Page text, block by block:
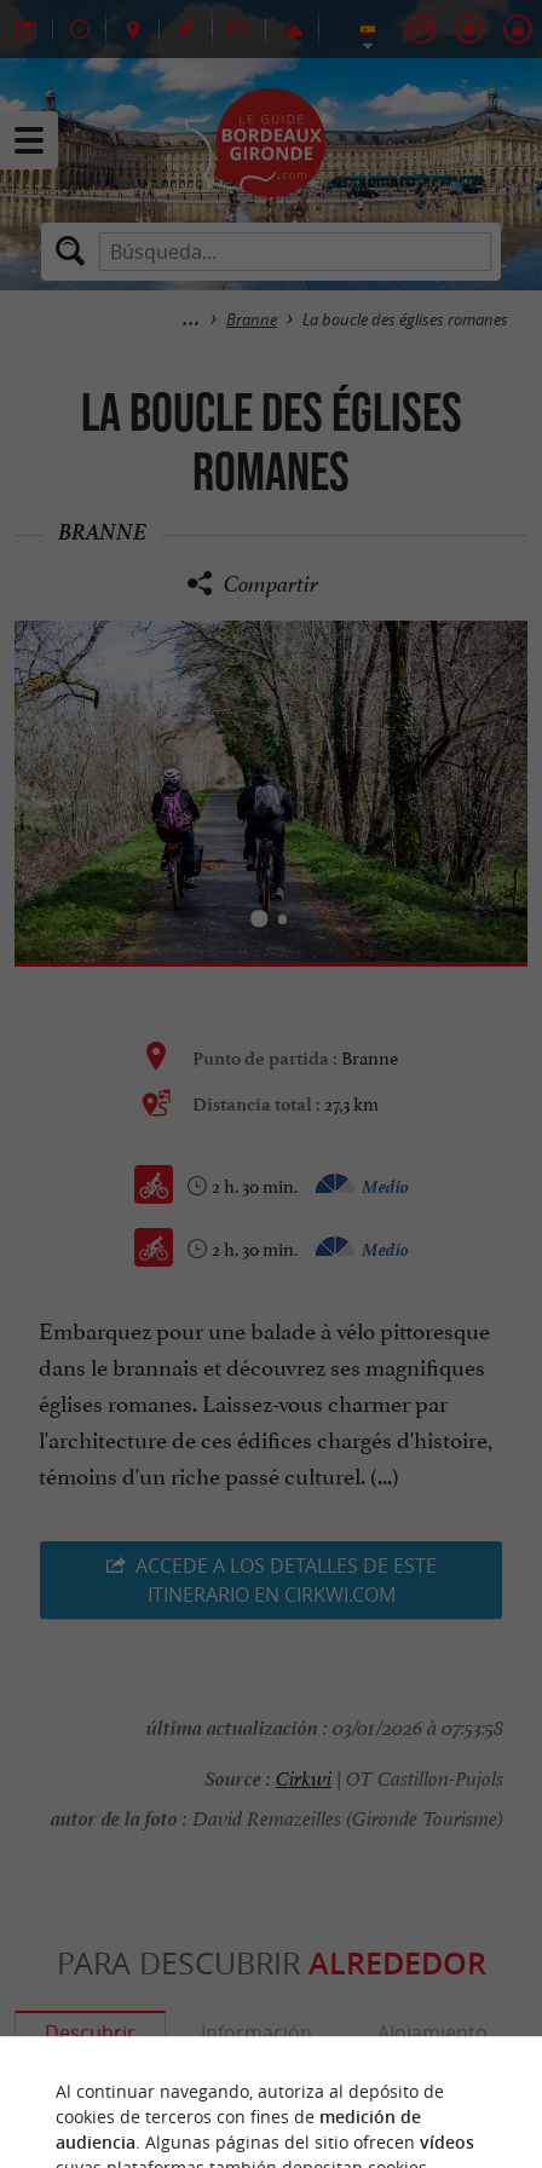
Branne La boucle des églises romanes
La boucle des églises
romanes
BRANNE
Compartir
Punto de partida : Branne
Distancia total : 27,3 km
2 h. 30 min. Medio
2 h. 30 min. Medio
Embarquez pour une balade à vélo pittoresque
dans le brannais et découvrez ses magnifiques
églises romanes. Laissez-vous charmer par
l'architecture de ces édifices chargés d'histoire,
témoins d'un riche passé culturel. (...)
ACCEDE A LOS DETALLES DE ESTE
ITINERARIO EN CIRKWI.COM
última actualización : 03/01/2026 à 07:53:58
Source : Cirkwi | OT Castillon-Pujols
autor de la foto : David Remazeilles (Gironde Tourisme)
PARA DESCUBRIR ALREDEDOR
Descubrir Información Alojamiento
Al continuar navegando, autoriza al depósito de
cookies de terceros con fines de medición de
audiencia. Algunas páginas del sitio ofrecen vídeos